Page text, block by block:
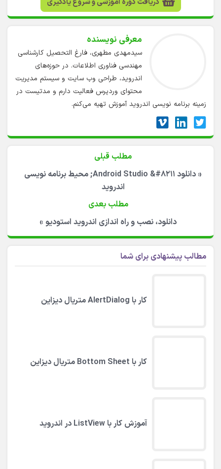
دریافت دوره آموزشی و شروع یادگیری
معرفی نویسنده
سیدمهدی مطهری، فارغ التحصیل کارشناسی
مهندسی فناوری اطلاعات. در حوزه‌های
اندروید، طراحی وب سایت و سیستم مدیریت
محتوای وردپرس فعالیت دارم و مدتیست در
زمینه برنامه نویسی اندروید آموزش تهیه می‌کنم.
مطلب قبلی
اندروید
مطلب بعدی
دانلود، نصب و راه اندازی اندروید استودیو»